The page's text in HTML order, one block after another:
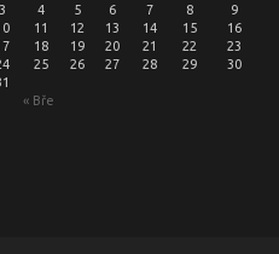
« Bře
3
4 5 6 7 8
9
11 12 13 14 15
16
18 19 20 21 22
23
25 26 27 28 29
30